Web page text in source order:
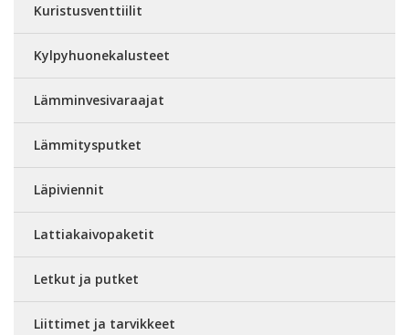
Kuristusventtiilit
Kylpyhuonekalusteet
Lämminvesivaraajat
Lämmitysputket
Läpiviennit
Lattiakaivopaketit
Letkut ja putket
Liittimet ja tarvikkeet